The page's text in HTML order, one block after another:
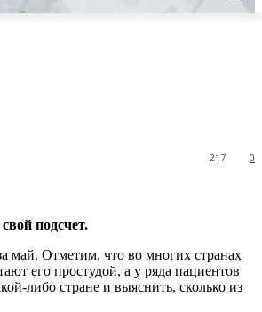
0
217
подсчет.
май. Отметим, что во многих странах
его простудой, а у ряда пациентов
либо стране и выяснить, сколько из